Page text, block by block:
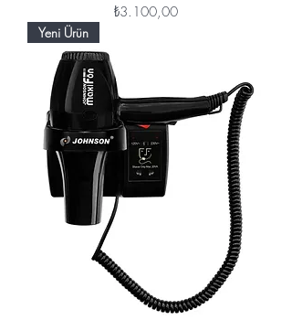
Fiyat
₺3.100,00
Yeni Ürün